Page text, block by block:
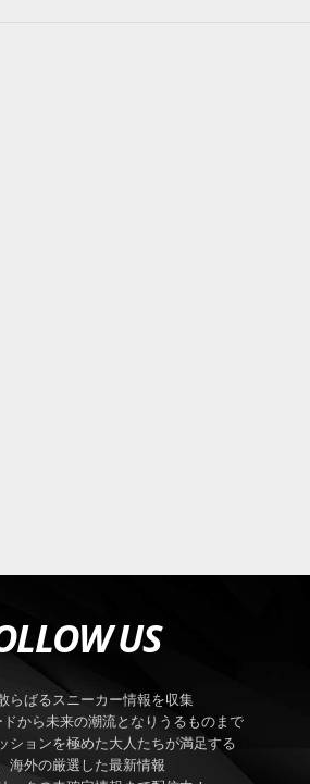
US
らばるスニーカー情報を収集
から未来の潮流となりうるものまで
ションを極めた大人たちが満足する
海外の厳選した最新情報